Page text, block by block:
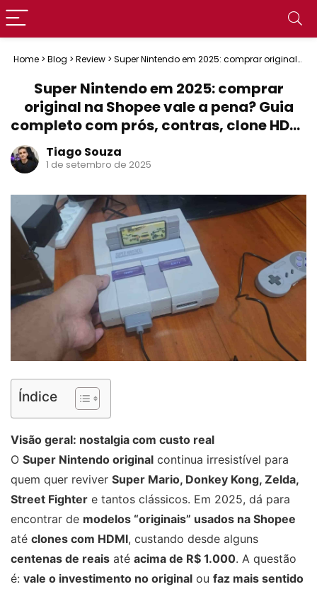
Home > Blog > Review > Super Nintendo em 2025: comprar original
Super Nintendo em 2025: comprar
original na Shopee vale a pena? Guia
completo com prós, contras, clone HDMI
Tiago Souza
1 de setembro de 2025
Índice
Visão geral: nostalgia com custo real
O Super Nintendo original continua irresistível para
quem quer reviver Super Mario, Donkey Kong, Zelda,
Street Fighter e tantos clássicos. Em 2025, dá para
encontrar de modelos “originais” usados na Shopee
até clones com HDMI, custando desde alguns
centenas de reais até acima de R$ 1.000. A questão
é: vale o investimento no original ou faz mais sentido